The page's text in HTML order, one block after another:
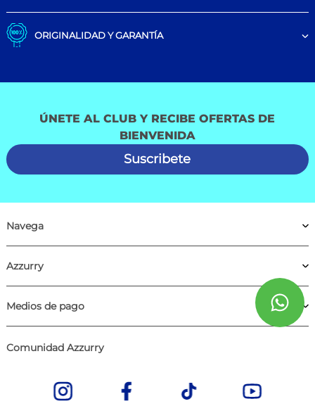
ORIGINALIDAD Y GARANTÍA
ÚNETE AL CLUB Y RECIBE OFERTAS DE
BIENVENIDA
Suscribete
Navega
Azzurry
Medios de pago
Comunidad Azzurry